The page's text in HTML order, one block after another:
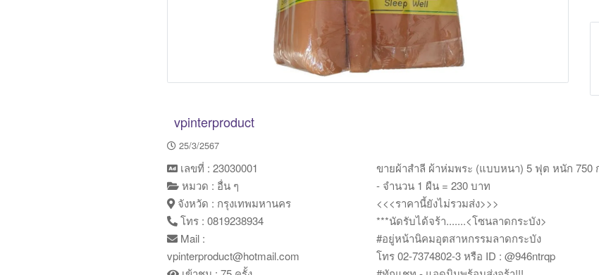
vpinterproduct
25/3/2567
ขายผ้าสำลี ผ้าห่มพระ (แบบหนา) 5 ฟุต หนัก 750
- จำนวน 1 ผืน = 230 บาท
<<<ราคานี้ยังไม่รวมส่ง>>>
***นัดรับได้จร้า.......<โซนลาดกระบัง>
#อยู่หน้านิคมอุตสาหกรรมลาดกระบัง
โทร 02-7374802-3 หรือ ID : @946ntrqp
เลขที่ : 23030001
หมวด : อื่น ๆ
จังหวัด : กรุงเทพมหานคร
โทร : 0819238934
Mail :
vpinterproduct@hotmail.com